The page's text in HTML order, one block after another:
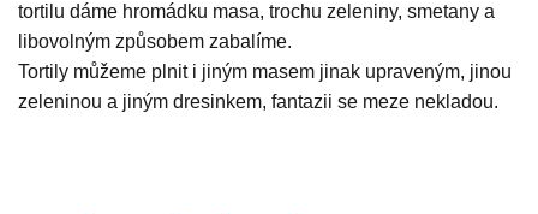
tortilu dáme hromádku masa, trochu zeleniny, smetany a
libovolným způsobem zabalíme.
Tortily můžeme plnit i jiným masem jinak upraveným, jinou
zeleninou a jiným dresinkem, fantazii se meze nekladou.